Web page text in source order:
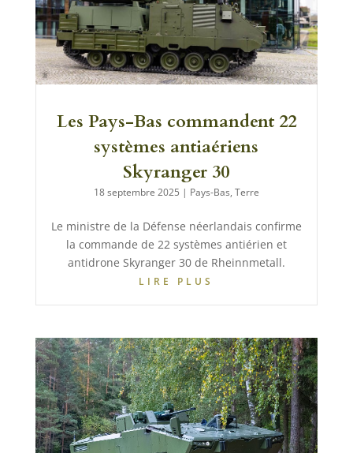
Les Pays-Bas commandent 22
systèmes antiaériens
Skyranger 30
18 septembre 2025 | Pays-Bas, Terre
Le ministre de la Défense néerlandais confirme
la commande de 22 systèmes antiérien et
antidrone Skyranger 30 de Rheinnmetall.
LIRE PLUS